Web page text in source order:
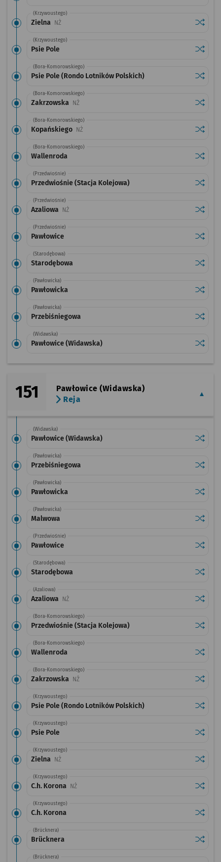
(Krzywoustego)
Zielna NŻPrzystanek na życzenie
(Krzywoustego)
Psie Pole
(Bora-Komorowskiego)
Psie Pole (Rondo Lotników Polskich)
(Bora-Komorowskiego)
Zakrzowska NŻPrzystanek na życzenie
(Bora-Komorowskiego)
Kopańskiego NŻPrzystanek na życzenie
(Bora-Komorowskiego)
Wallenroda
(Przedwiośnie)
Przedwiośnie (Stacja Kolejowa)
(Przedwiośnie)
Azaliowa NŻPrzystanek na życzenie
(Przedwiośnie)
Pawłowice
(Starodębowa)
Starodębowa
(Pawłowicka)
Pawłowicka
(Pawłowicka)
Przebiśniegowa
(Widawska)
Pawłowice (Widawska)
151
Pawłowice (Widawska)
Reja
(Widawska)
Pawłowice (Widawska)
(Pawłowicka)
Przebiśniegowa
(Pawłowicka)
Pawłowicka
(Pawłowicka)
Malwowa
(Przedwiośnie)
Pawłowice
(Starodębowa)
Starodębowa
(Azaliowa)
Azaliowa NŻPrzystanek na życzenie
(Bora-Komorowskiego)
Przedwiośnie (Stacja Kolejowa)
(Bora-Komorowskiego)
Wallenroda
(Bora-Komorowskiego)
Zakrzowska NŻPrzystanek na życzenie
(Krzywoustego)
Psie Pole (Rondo Lotników Polskich)
(Krzywoustego)
Psie Pole
(Krzywoustego)
Zielna NŻPrzystanek na życzenie
(Krzywoustego)
C.h. Korona NŻPrzystanek na życzenie
(Krzywoustego)
C.h. Korona
(Brücknera)
Brücknera
(Brücknera)